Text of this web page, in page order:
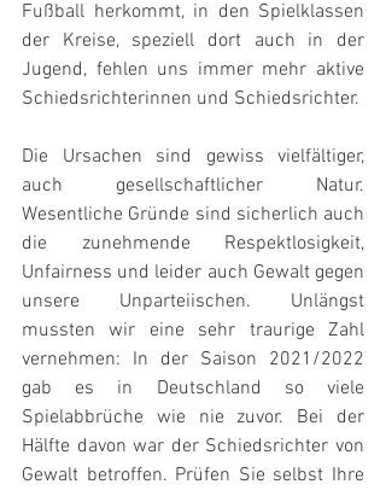
Fußball herkommt, in den Spielklassen
der Kreise, speziell dort auch in der
Jugend, fehlen uns immer mehr aktive
Schiedsrichterinnen und Schiedsrichter.
Die Ursachen sind gewiss vielfältiger,
auch gesellschaftlicher Natur.
Wesentliche Gründe sind sicherlich auch
die zunehmende Respektlosigkeit,
Unfairness und leider auch Gewalt gegen
unsere Unparteiischen. Unlängst
mussten wir eine sehr traurige Zahl
vernehmen: In der Saison 2021/2022
gab es in Deutschland so viele
Spielabbrüche wie nie zuvor. Bei der
Hälfte davon war der Schiedsrichter von
Gewalt betroffen. Prüfen Sie selbst Ihre